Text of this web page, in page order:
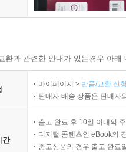
환과 관련한 안내가 있는경우 아
마이페이지 > 반품/교환 신
판매자 배송 상품은 판매자
간
출고 완료 후 10일 이내의
디지털 콘텐츠인 eBook의
중고상품의 경우 출고 완료